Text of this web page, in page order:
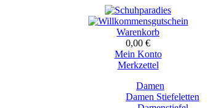
Warenkorb
0,00 €
Mein Konto
Merkzettel
Damen
Damen Stiefeletten